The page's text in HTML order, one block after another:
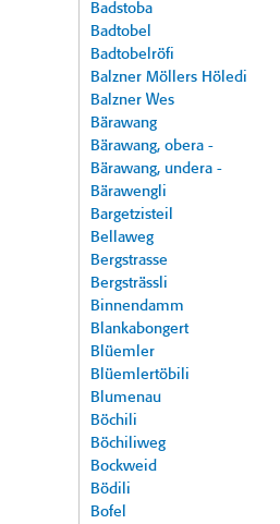
Badstoba
Badtobel
Badtobelröfi
Balzner Möllers Höledi
Balzner Wes
Bärawang
Bärawang, obera -
Bärawang, undera -
Bärawengli
Bargetzisteil
Bellaweg
Bergstrasse
Bergsträssli
Binnendamm
Blankabongert
Blüemler
Blüemlertöbili
Blumenau
Böchili
Böchiliweg
Bockweid
Bödili
Bofel